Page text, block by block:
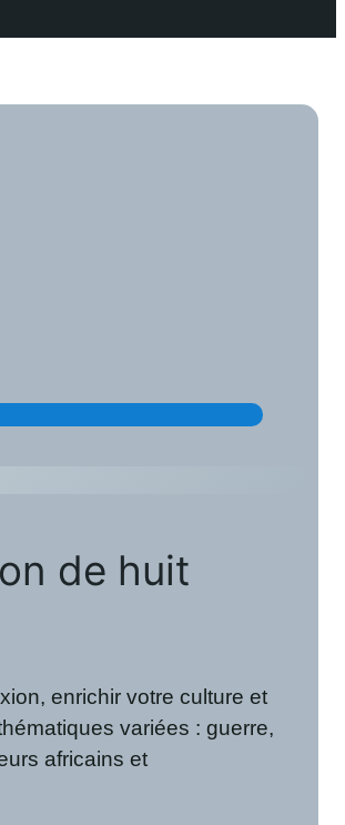
de huit
enrichir votre culture et
variées : guerre,
africains et